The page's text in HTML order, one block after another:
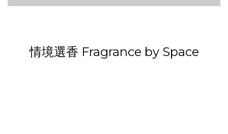
草本綠葉調 Herb
棉花麝香調
情境選香 Fragrance by Space